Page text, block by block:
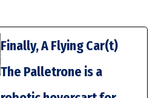
Finally, A Flying Car(t)
The Palletrone is a